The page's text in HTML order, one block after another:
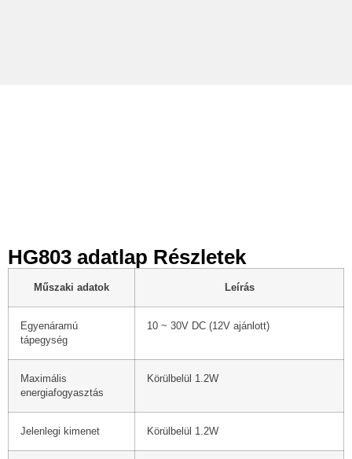
HG803 adatlap Részletek
Műszaki adatok Leírás
Egyenáramú
tápegység
10 ~ 30V DC (12V ajánlott)
Maximális
energiafogyasztás
Körülbelül 1.2W
Jelenlegi kimenet Körülbelül 1.2W